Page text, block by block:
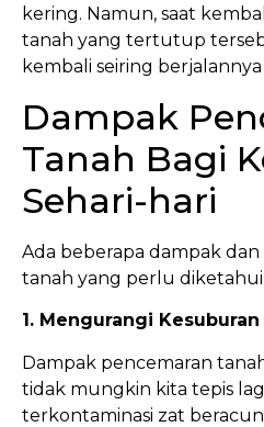
kering. Namun, saat
tanah yang tertutup
kembali seiring
Dampak
Tanah Bagi
Sehari-hari
Ada beberapa dampak
tanah yang perlu
1. Mengurangi Kesuburan
Dampak pencemaran
tidak mungkin kita tepis
terkontaminasi zat